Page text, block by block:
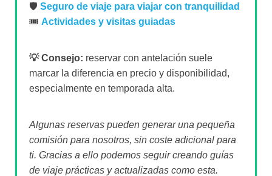
🛡️ Seguro de viaje para viajar con tranquilidad
🎟️ Actividades y visitas guiadas
💡 Consejo: reservar con antelación suele
marcar la diferencia en precio y disponibilidad,
especialmente en temporada alta.
Algunas reservas pueden generar una pequeña
comisión para nosotros, sin coste adicional para
ti. Gracias a ello podemos seguir creando guías
de viaje prácticas y actualizadas como esta.